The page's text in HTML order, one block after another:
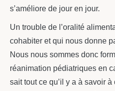
s’améliore de jour en jour.
Un trouble de l’oralité
cohabiter et qui nous donne
Nous nous sommes donc
réanimation pédiatriques en
sait tout ce qu’il y a à savoir